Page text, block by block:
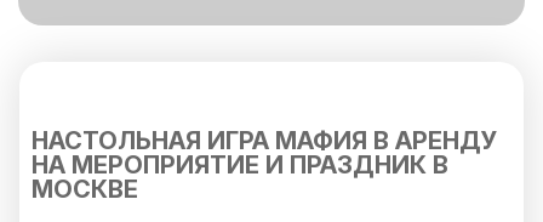
НАСТОЛЬНАЯ ИГРА МАФИЯ В АРЕНДУ
НА МЕРОПРИЯТИЕ И ПРАЗДНИК В
МОСКВЕ